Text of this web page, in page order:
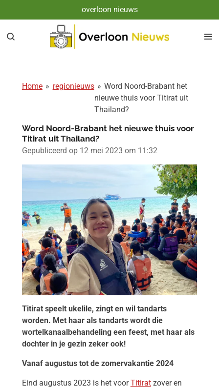
direct
naar
overloon nieuws
Home » regionieuws » Word Noord-Brabant het
nieuwe thuis voor Titirat uit
Thailand?
Word Noord-Brabant het nieuwe thuis voor
Titirat uit Thailand?
Gepubliceerd op 12 mei 2023 om 11:32
Titirat speelt ukelile, zingt en wil tandarts
worden. Met haar als tandarts wordt die
wortelkanaalbehandeling een feest, met haar als
dochter in je gezin zeker ook!
Vanaf augustus tot de zomervakantie 2024
Eind augustus 2023 is het voorTitiratzover en